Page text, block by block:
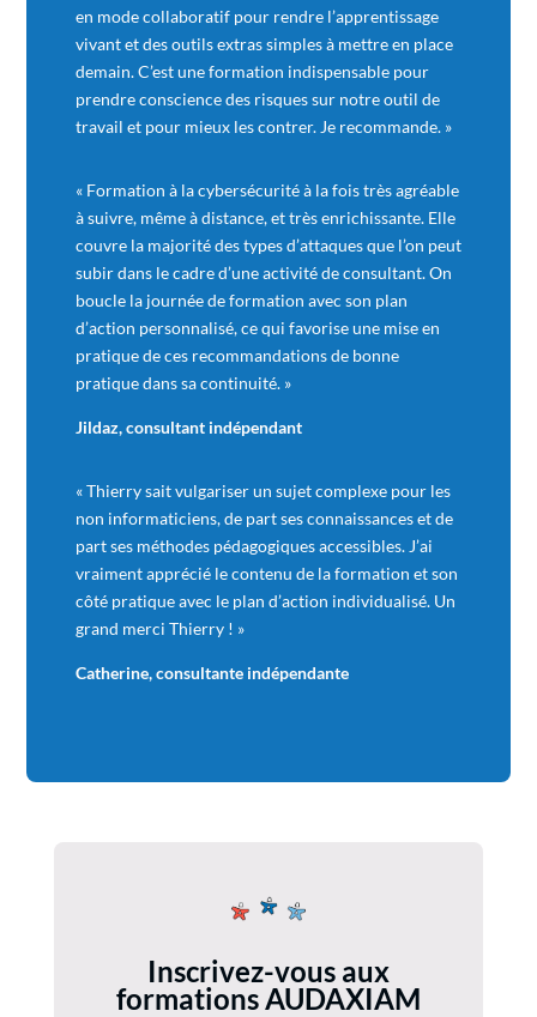
en mode collaboratif pour rendre l’apprentissage
vivant et des outils extras simples à mettre en place
demain. C’est une formation indispensable pour
prendre conscience des risques sur notre outil de
travail et pour mieux les contrer. Je recommande. »
« Formation à la cybersécurité à la fois très agréable
à suivre, même à distance, et très enrichissante. Elle
couvre la majorité des types d’attaques que l’on peut
subir dans le cadre d’une activité de consultant. On
boucle la journée de formation avec son plan
d’action personnalisé, ce qui favorise une mise en
pratique de ces recommandations de bonne
pratique dans sa continuité. »
Jildaz, consultant indépendant
« Thierry sait vulgariser un sujet complexe pour les
non informaticiens, de part ses connaissances et de
part ses méthodes pédagogiques accessibles. J’ai
vraiment apprécié le contenu de la formation et son
côté pratique avec le plan d’action individualisé. Un
grand merci Thierry ! »
Catherine, consultante indépendante
Inscrivez-vous aux
formations AUDAXIAM